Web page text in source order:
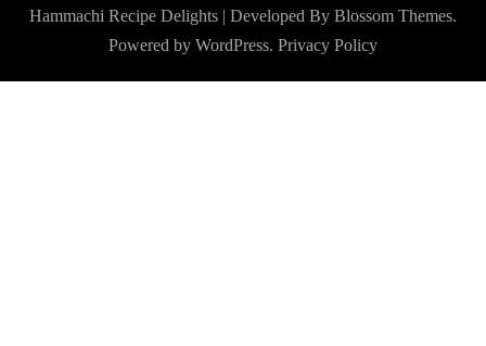
Hammachi Recipe Delights | Developed By Blossom Themes.
Powered by WordPress. Privacy Policy